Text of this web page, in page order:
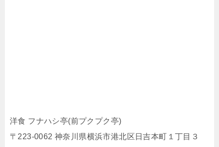
洋食 フナハシ亭(前プクプク亭)
〒223-0062 神奈川県横浜市港北区日吉本町１丁目３